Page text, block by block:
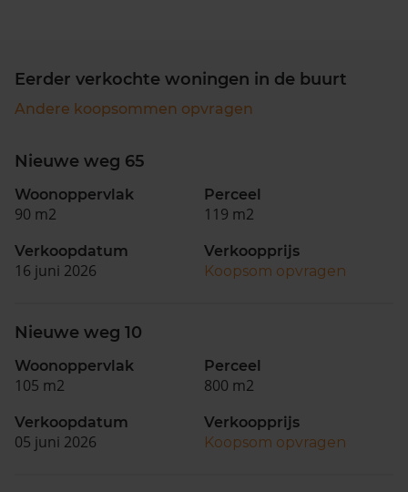
Eerder verkochte woningen in de buurt
Andere koopsommen opvragen
Nieuwe weg 65
Woonoppervlak
90 m2
Perceel
119 m2
Verkoopdatum
16 juni 2026
Verkoopprijs
Koopsom opvragen
Nieuwe weg 10
Woonoppervlak
105 m2
Perceel
800 m2
Verkoopdatum
05 juni 2026
Verkoopprijs
Koopsom opvragen